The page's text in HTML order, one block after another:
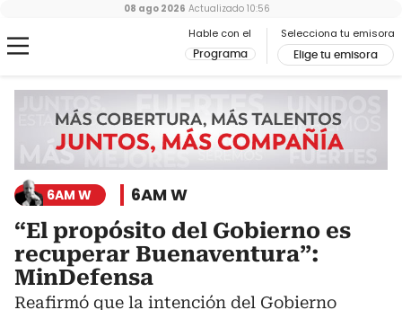
Hable con el
Programa
Selecciona tu emisora
Elige tu emisora
08 ago 2026 Actualizado 10:56
6AM W 6AM W
“El propósito del Gobierno es
recuperar Buenaventura”:
MinDefensa
Reafirmó que la intención del Gobierno